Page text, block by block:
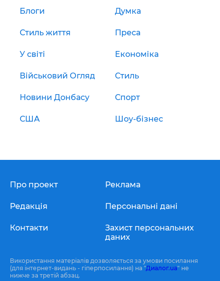
Блоги Думка
Стиль життя Преса
У світі Економіка
Військовий Огляд Стиль
Новини Донбасу Спорт
США Шоу-бізнес
Про проект
Редакція
Контакти
Реклама
Персональні дані
Захист персональних
даних
Використання матеріалів дозволяється за умови посилання
(для інтернет-видань - гіперпосилання) на "Диалог.ua" не
нижче за третій абзац.